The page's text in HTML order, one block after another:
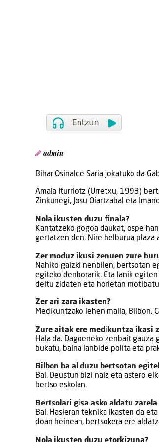
admin
Bihar Osinalde Saria jokatuko da
Amaia Iturriotz (Urretxu, 1993)
Zinkunegi, Josu Oiartzabal eta
Nola ikusten duzu finala?
Kantatzeko gogoa daukat, ospe
gertatzen den. Nire helburua plaza
Zer moduz ikusi zenuen zure
Nahiko gaizki nenbilen, bertsotan
egiteko denborarik. Eta lanik
deitu zidaten eta horietan
Zer ari zara ikasten?
Medikuntzako lehen maila, Bilbon.
Zure aitak ere medikuntza ikasi
Hala da. Dagoeneko zenbait
bukatu, baina lanbide polita eta
Bilbon ba al duzu bertsotan
Bai. Deustun bizi naiz eta astero
bertso eskolan.
Bertsolari gisa asko aldatu zarela
Bai. Hasieran teknika ikasten da
doan heinean, bertsokera ere
Nola ikusten duzu etorkizuna?